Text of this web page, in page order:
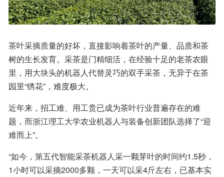
茶叶采摘质量的好坏，直接影响着茶叶的产量、品质和茶
树的生长发育。采茶是门精细活，在经验十足的老茶农眼
里，用大块头的机器人代替灵巧的双手采茶，无异于在茶
园里“绣花”，难度极大。
近年来，招工难、用工贵已成为茶叶行业普遍存在的难
题，而浙江理工大学农业机器人与装备创新团队选择了“迎
难而上”。
“如今，第五代智能采茶机器人采一颗芽叶的时间约1.5秒，
1小时可以采摘2000多颗，一天可以采4斤左右，已基本实